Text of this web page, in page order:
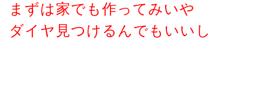
まずは家でも作ってみいや
ダイヤ見つけるんでもいいし